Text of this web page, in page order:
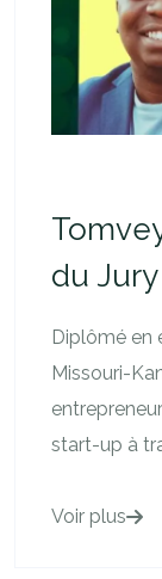
du Jury
Diplômé en
Missouri-
start-up à
Voir plus